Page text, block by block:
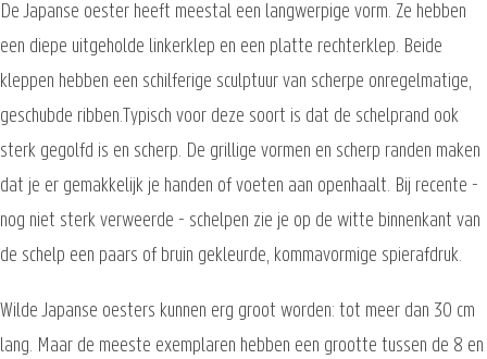
De Japanse oester heeft meestal een langwerpige vorm. Ze hebben
een diepe uitgeholde linkerklep en een platte rechterklep. Beide
kleppen hebben een schilferige sculptuur van scherpe onregelmatige,
geschubde ribben.Typisch voor deze soort is dat de schelprand ook
sterk gegolfd is en scherp. De grillige vormen en scherp randen maken
dat je er gemakkelijk je handen of voeten aan openhaalt. Bij recente -
nog niet sterk verweerde - schelpen zie je op de witte binnenkant van
de schelp een paars of bruin gekleurde, kommavormige spierafdruk.
Wilde Japanse oesters kunnen erg groot worden: tot meer dan 30 cm
lang. Maar de meeste exemplaren hebben een grootte tussen de 8 en